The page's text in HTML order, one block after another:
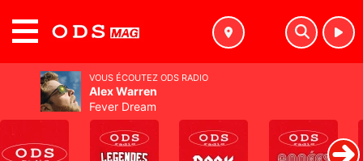
VOUS ÉCOUTEZ ODS RADIO
Alex Warren
Fever Dream